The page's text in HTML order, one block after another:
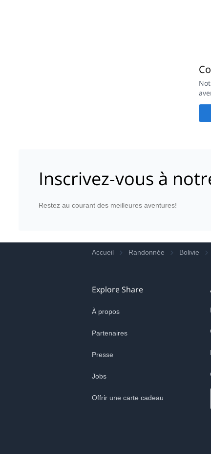
Inscrivez-vous à
Restez au courant des meilleures aventures!
Accueil Randonnée Bolivie
Explore Share
À propos
Partenaires
Presse
Jobs
Offrir une carte cadeau